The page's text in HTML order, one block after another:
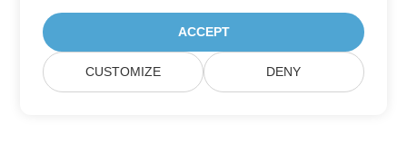
ACCEPT
CUSTOMIZE DENY